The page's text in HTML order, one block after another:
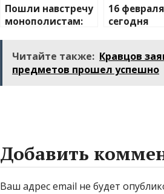
Пошли навстречу
монополистам:
шокируют
16
сегодня
России и
Читайте также: Кравцов
предметов прошел успешно
Добавить
Ваш адрес email не будет